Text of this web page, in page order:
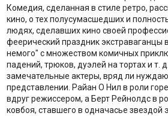
Комедия, сделанная в стиле ретро,
кино, о тех полусумасшедших и
людях, сделавших кино своей
феерический праздник экстраваганцы
немого" с множеством комичных
падений, трюков, дуэлей на тортах и т.
замечательные актеры, вряд ли
представлении. Райан О Нил в роли
вдруг режиссером, а Берт Рейнолдс в
ковбоя, ставшего в одначасье звездой